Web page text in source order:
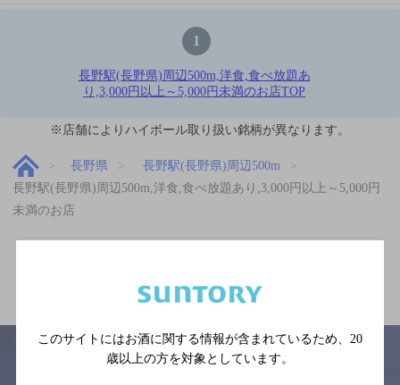
1
長野駅(長野県)周辺500m,洋食,食べ放題あ
り,3,000円以上～5,000円未満のお店TOP
※店舗によりハイボール取り扱い銘柄が異なります。
長野県
長野駅(長野県)周辺500m
長野駅(長野県)周辺500m,洋食,食べ放題あり,3,000円以上～5,000円
未満のお店
このサイトにはお酒に関する情報が含まれているため、 20
歳以上の方を対象としています。